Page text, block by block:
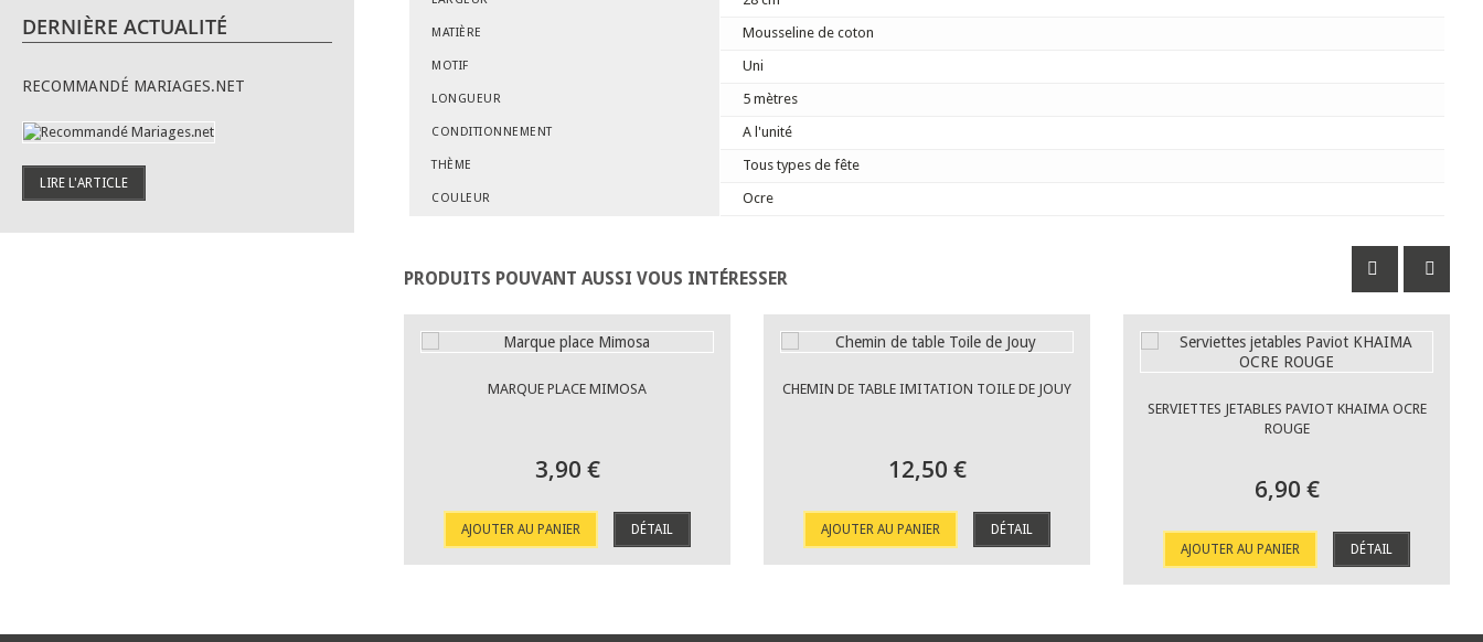
DERNIÈRE ACTUALITÉ
RECOMMANDÉ MARIAGES.NET
LIRE L'ARTICLE
MATIÈRE Mousseline de coton
MOTIF Uni
LONGUEUR 5 mètres
CONDITIONNEMENT A l'unité
THÈME Tous types de fête
COULEUR Ocre
PRODUITS POUVANT AUSSI VOUS INTÉRESSER
MARQUE PLACE MIMOSA
3,90 €
AJOUTER AU PANIER DÉTAIL
CHEMIN DE TABLE IMITATION TOILE DE JOUY
12,50 €
AJOUTER AU PANIER DÉTAIL
SERVIETTES JETABLES PAVIOT KHAIMA OCRE
ROUGE
6,90 €
AJOUTER AU PANIER DÉTAIL